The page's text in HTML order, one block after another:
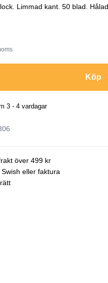
Limmad kant. 50 blad.
Köp
3 - 4 vardagar
över 499 kr
eller faktura